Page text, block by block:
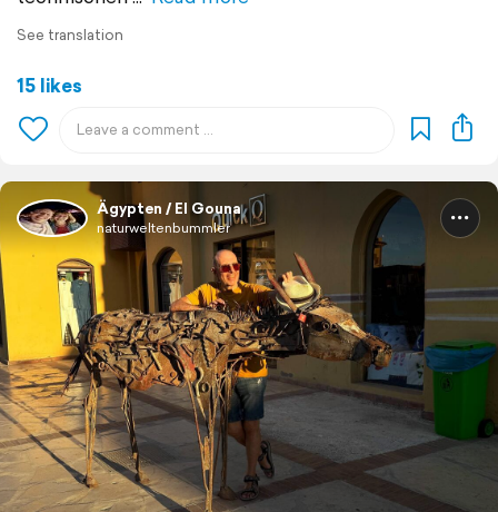
See translation
15 likes
Ägypten / El Gouna
naturweltenbummler